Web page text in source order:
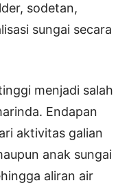
sodetan,
sungai secara
menjadi salah
Endapan
aktivitas galian
anak sungai
aliran air